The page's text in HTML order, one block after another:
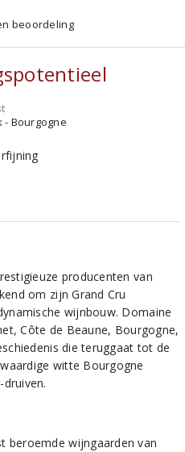
beoordeling
- Bourgogne
producenten van
om zijn Grand Cru
wijnbouw. Domaine
Côte de Beaune, Bourgogne,
die teruggaat tot de
witte Bourgogne
beroemde wijngaarden van